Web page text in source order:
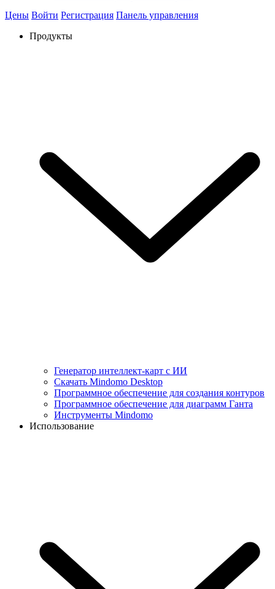
Цены Войти Регистрация Панель управления
Продукты
Генератор интеллект-карт с ИИ
Скачать Mindomo Desktop
Программное обеспечение для создания контуров
Программное обеспечение для диаграмм Ганта
Инструменты Mindomo
Использование